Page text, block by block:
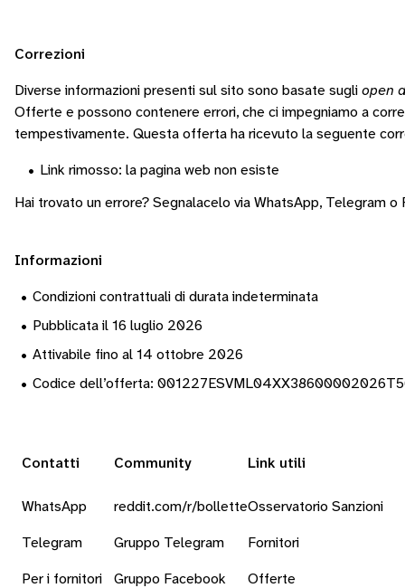
Correzioni
Diverse informazioni presenti sul sito sono basate sugli open
Offerte e possono contenere errori, che ci impegniamo a
tempestivamente. Questa offerta ha ricevuto la seguente
• Link rimosso: la pagina web non esiste
Hai trovato un errore? Segnalacelo via WhatsApp, Telegram o
Informazioni
• Condizioni contrattuali di durata indeterminata
• Pubblicata il 16 luglio 2026
• Attivabile fino al 14 ottobre 2026
• Codice dell’offerta:
Contatti
WhatsApp
Telegram
Per i fornitori
Community
reddit.com/r/bollette
Gruppo Telegram
Gruppo Facebook
Link utili
Osservatorio Sanzioni
Fornitori
Offerte